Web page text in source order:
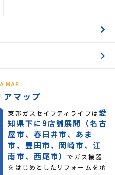
MAP
アマップ
東邦ガスセイフティライフは愛
知県下に9店舗展開（名古
屋市、春日井市、あま
市、豊田市、岡崎市、江
南市、西尾市）でガス機器
をはじめとしたリフォームを承